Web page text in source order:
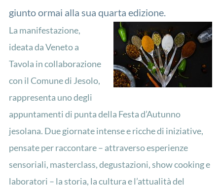
giunto ormai alla sua quarta edizione.
La manifestazione,
ideata da Veneto a
Tavola in collaborazione
con il Comune di Jesolo,
rappresenta uno degli
appuntamenti di punta della Festa d’Autunno
jesolana. Due giornate intense e ricche di iniziative,
pensate per raccontare – attraverso esperienze
sensoriali, masterclass, degustazioni, show cooking e
laboratori – la storia, la cultura e l’attualità del